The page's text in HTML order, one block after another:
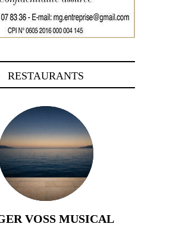
RESTAURANTS
VOSS MUSICAL